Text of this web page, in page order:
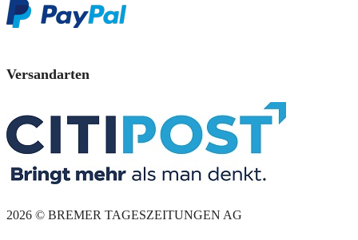
Versandarten
2026 © BREMER TAGESZEITUNGEN AG